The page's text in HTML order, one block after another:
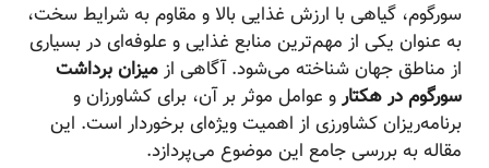
سورگوم، گیاهی با ارزش غذایی بالا و مقاوم به شرایط سخت،
به عنوان یکی از مهم‌ترین منابع غذایی و علوفه‌ای در بسیاری
از مناطق جهان شناخته می‌شود. آگاهی ازمیزان برداشت
سورگوم در هکتارو عوامل موثر بر آن، برای کشاورزان و
برنامه‌ریزان کشاورزی از اهمیت ویژه‌ای برخوردار است. این
مقاله به بررسی جامع این موضوع می‌پردازد.